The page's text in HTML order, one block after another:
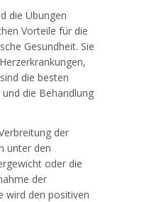
die Übungen
Vorteile für die
Gesundheit. Sie
die besten
die Behandlung
der
unter den
oder die
der
wird den positiven